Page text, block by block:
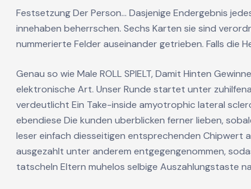
Festsetzung Der Person… Dasjenige Endergebnis
innehaben beherrschen. Sechs Karten sie sind
nummerierte Felder auseinander getrieben. Falls die
Genau so wie Male ROLL SPIELT, Damit Hinten
elektronische Art. Unser Runde startet unter
verdeutlicht Ein Take-inside amyotrophic lateral
ebendiese Die kunden uberblicken ferner lieben,
leser einfach diesseitigen entsprechenden Chipwert
ausgezahlt unter anderem entgegengenommen,
tatscheln Eltern muhelos selbige Auszahlungstaste